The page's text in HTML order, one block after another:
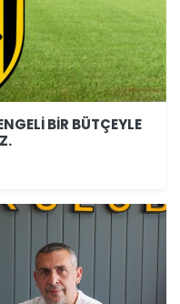
BİR BÜTÇEYLE